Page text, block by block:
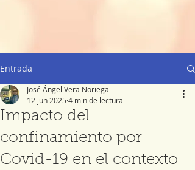
Entrada
Impacto del
confinamiento por
Covid-19 en el contexto
José Ángel Vera Noriega
12 jun 2025 4 min de lectura